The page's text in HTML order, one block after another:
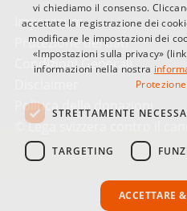
Impressum
Protezione dei dati
Condizioni Generali
Politica delle donazioni
© Lega svizzera contro il
vi chiediamo il consenso.
accettate la registrazione dei
modificare le impostazioni dei
«Impostazioni sulla privacy»
informazioni nella nostra
STRETTAMENTE
TARGETING
ACCETTARE